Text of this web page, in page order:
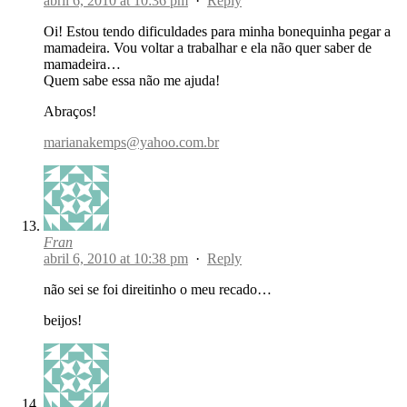
Oi! Estou tendo dificuldades para minha bonequinha pegar a
mamadeira. Vou voltar a trabalhar e ela não quer saber de
mamadeira…
Quem sabe essa não me ajuda!
Abraços!
marianakemps@yahoo.com.br
Fran
abril 6, 2010 at 10:38 pm · Reply
não sei se foi direitinho o meu recado…
beijos!